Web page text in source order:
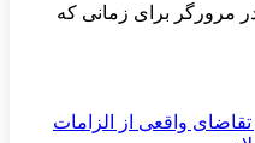
مرورگر برای زمانی که